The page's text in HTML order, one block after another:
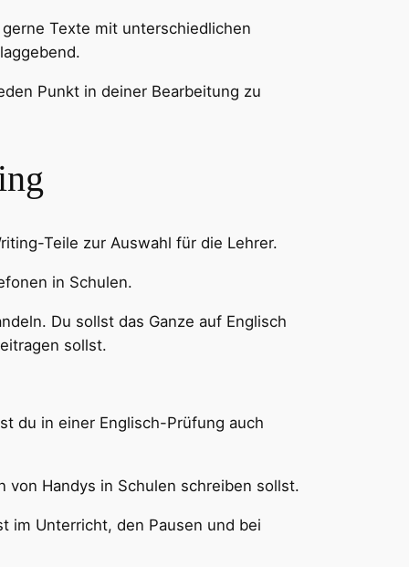
Texte mit unterschiedlichen
Punkt in deiner Bearbeitung zu
Teile zur Auswahl für die Lehrer.
in Schulen.
Du sollst das Ganze auf Englisch
sollst.
du in einer Englisch-Prüfung auch
Handys in Schulen schreiben sollst.
im Unterricht, den Pausen und bei